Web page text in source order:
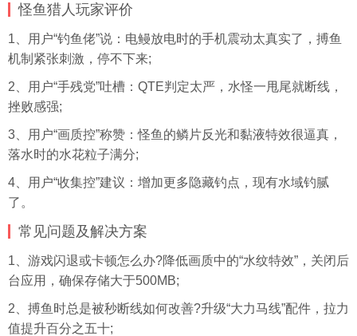
怪鱼猎人玩家评价
1、用户“钓鱼佬”说：电鳗放电时的手机震动太真实了，搏鱼
机制紧张刺激，停不下来;
2、用户“手残党”吐槽：QTE判定太严，水怪一甩尾就断线，
挫败感强;
3、用户“画质控”称赞：怪鱼的鳞片反光和黏液特效很逼真，
落水时的水花粒子满分;
4、用户“收集控”建议：增加更多隐藏钓点，现有水域钓腻
了。
常见问题及解决方案
1、游戏闪退或卡顿怎么办?降低画质中的“水纹特效”，关闭后
台应用，确保存储大于500MB;
2、搏鱼时总是被秒断线如何改善?升级“大力马线”配件，拉力
值提升百分之五十;